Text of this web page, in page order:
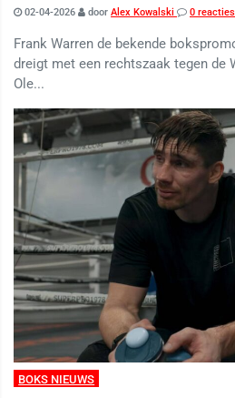
02-04-2026 door Alex Kowalski 0 reacties
Frank Warren de bekende
dreigt met een rechtszaak tegen de
Ole...
BOKS NIEUWS